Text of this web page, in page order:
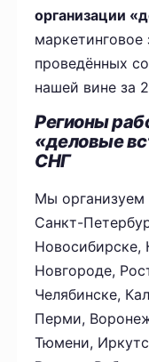
организации
маркетинговое
проведённых
нашей вине за
Регионы
«деловые
СНГ
Мы организуем
Санкт-
Новгороде,
Челябинске,
Перми,
Тюмени,